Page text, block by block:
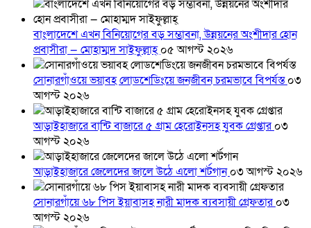
বাংলাদেশে এখন বিনিয়োগের বড় সম্ভাবনা, উন্নয়নের অংশীদার হোন
প্রবাসীরা — মোহাম্মদ সাইফুল্লাহ্০৫ আগস্ট ২০২৬
সোনারগাঁওয়ে ভয়াবহ লোডশেডিংয়ে জনজীবন চরমভাবে বিপর্যস্ত০৩
আগস্ট ২০২৬
আড়াইহাজারে বান্টি বাজারে ৫ গ্রাম হেরোইনসহ যুবক গ্রেপ্তার০৩
আগস্ট ২০২৬
আড়াইহাজারে জেলেদের জালে উঠে এলো শর্টগান০৩ আগস্ট ২০২৬
সোনারগাঁয়ে ৬৮ পিস ইয়াবাসহ নারী মাদক ব্যবসায়ী গ্রেফতার০৩
আগস্ট ২০২৬